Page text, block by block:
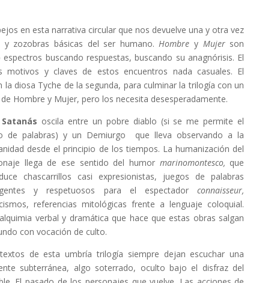
en esta narrativa circular que nos devuelve una y otra vez
zozobras básicas del ser humano.Hombre y Mujerson
buscando respuestas, buscando su anagnórisis. El
y claves de estos encuentros nada casuales. El
diosa Tyche de la segunda, para culminar la trilogía con un
Hombre y Mujer, pero los necesita desesperadamente.
Satanás oscila entre un pobre diablo (si se me permite el
de palabras) y un Demiurgo que lleva observando a la
desde el principio de los tiempos. La humanización del
llega de ese sentido del humor marinomontesco, que
chascarrillos casi expresionistas, juegos de palabras
y respetuosos para el espectadorconnaisseur,
referencias mitológicas frente a lenguaje coloquial.
verbal y dramática que hace que estas obras salgan
con vocación de culto.
de esta umbría trilogía siempre dejan escuchar una
subterránea, algo soterrado, oculto bajo el disfraz del